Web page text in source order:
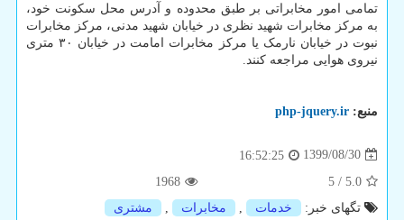
تمامی امور مخابراتی بر طبق محدوده و آدرس محل سکونت خود،
به مرکز مخابرات شهید نظری در خیابان شهید مدنی، مرکز مخابرات
نبوت در خیابان نارمک یا مرکز مخابرات امامت در خیابان ۳۰ متری
نیروی هوایی مراجعه کنند.
منبع: php-jquery.ir
1399/08/30
16:52:25
5.0
/
5
1968
تگهای خبر:
خدمات , مخابرات , مشتری